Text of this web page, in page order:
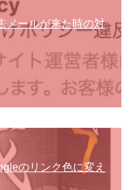
メールが来た時の対
のリンク色に変え